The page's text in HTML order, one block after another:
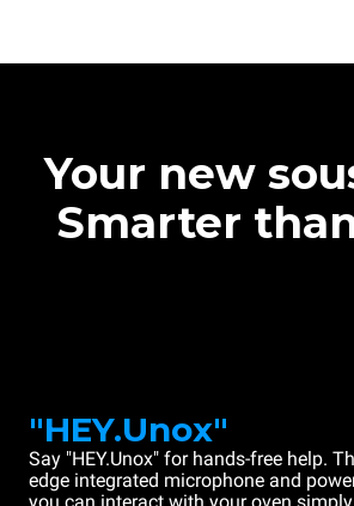
Your new
Smarter
"HEY.Unox"
Say "HEY.Unox" for hands-free help.
edge integrated microphone and